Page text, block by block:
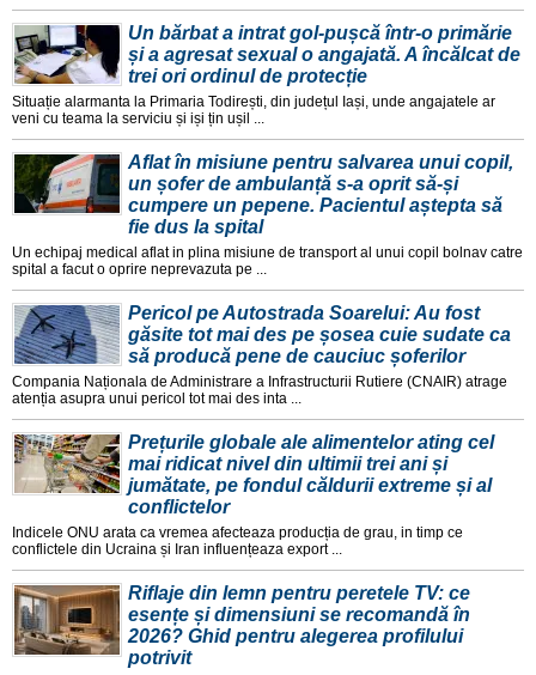
Un bărbat a intrat gol-pușcă într-o primărie
și a agresat sexual o angajată. A încălcat de
trei ori ordinul de protecție
Situație alarmanta la Primaria Todirești, din județul Iași, unde angajatele ar
veni cu teama la serviciu și iși țin ușil ...
Aflat în misiune pentru salvarea unui copil,
un șofer de ambulanță s-a oprit să-și
cumpere un pepene. Pacientul aștepta să
fie dus la spital
Un echipaj medical aflat in plina misiune de transport al unui copil bolnav catre
spital a facut o oprire neprevazuta pe ...
Pericol pe Autostrada Soarelui: Au fost
găsite tot mai des pe șosea cuie sudate ca
să producă pene de cauciuc șoferilor
Compania Naționala de Administrare a Infrastructurii Rutiere (CNAIR) atrage
atenția asupra unui pericol tot mai des inta ...
Prețurile globale ale alimentelor ating cel
mai ridicat nivel din ultimii trei ani și
jumătate, pe fondul căldurii extreme și al
conflictelor
Indicele ONU arata ca vremea afecteaza producția de grau, in timp ce
conflictele din Ucraina și Iran influențeaza export ...
Riflaje din lemn pentru peretele TV: ce
esențe și dimensiuni se recomandă în
2026? Ghid pentru alegerea profilului
potrivit